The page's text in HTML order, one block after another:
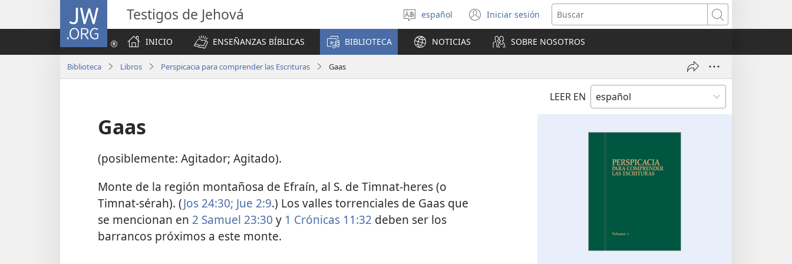
JW.ORG Testigos de Jehová
Seleccionar
idioma
español Iniciar sesión
(abre
una
nueva
ventana)
Buscar
INICIO
ENSEÑANZAS BÍBLICAS BIBLIOTECA NOTICIAS SOBRE NOSOTROS
Biblioteca Libros Perspicacia para comprender las Escrituras Gaas
LEER EN
Gaas
(posiblemente: Agitador; Agitado).
Monte de la región montañosa de Efraín, al S. de Timnat-heres (o
Timnat-sérah). (Jos 24:30; Jue 2:9.) Los valles torrenciales de Gaas que
se mencionan en 2 Samuel 23:30 y 1 Crónicas 11:32 deben ser los
barrancos próximos a este monte.